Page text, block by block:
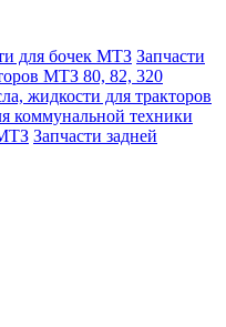
для бочек МТЗ Запчасти
МТЗ 80, 82, 320
жидкости для тракторов
коммунальной техники
Запчасти задней